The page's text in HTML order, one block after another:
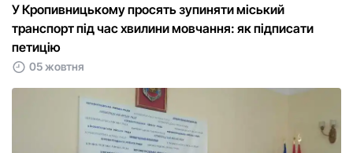
У Кропивницькому просять зупиняти міський
транспорт під час хвилини мовчання: як підписати
петицію
05 жовтня